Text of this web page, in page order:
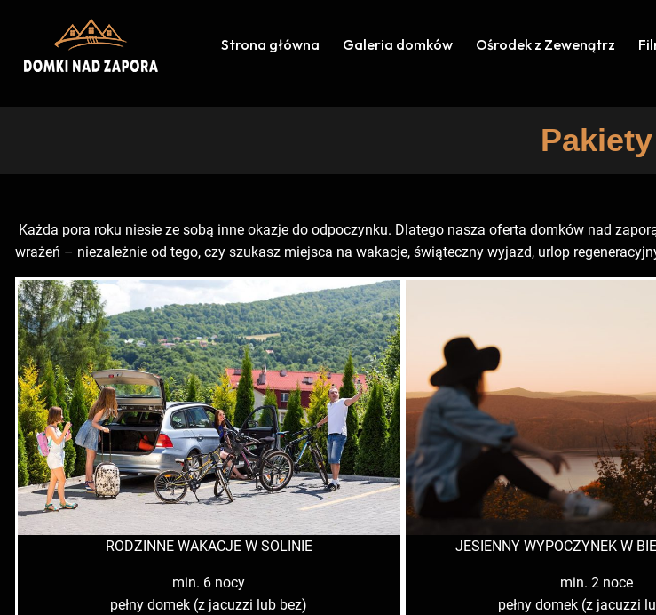
Strona główna Galeria domków Ośrodek z Zewenątrz
Pakiety
Każda pora roku niesie ze sobą inne okazje do odpoczynku. Dlatego nasza oferta domków nad
wrażeń – niezależnie od tego, czy szukasz miejsca na wakacje, świąteczny wyjazd, urlop
RODZINNE WAKACJE W SOLINIE
min. 6 nocy
pełny domek (z jacuzzi lub bez)
JESIENNY WYPOCZYNEK W
min. 2 noce
pełny domek (z jacuzzi